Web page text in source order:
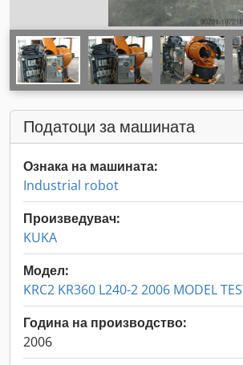
Податоци за машината
Ознака на машината:
Industrial robot
Произведувач:
KUKA
Модел:
KRC2 KR360 L240-2 2006 MODEL
Година на производство:
2006